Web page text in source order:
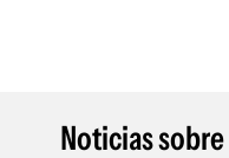
Noticias sobre